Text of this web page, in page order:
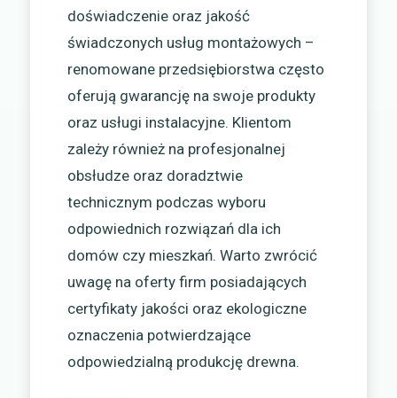
doświadczenie oraz jakość
świadczonych usług montażowych –
renomowane przedsiębiorstwa często
oferują gwarancję na swoje produkty
oraz usługi instalacyjne. Klientom
zależy również na profesjonalnej
obsłudze oraz doradztwie
technicznym podczas wyboru
odpowiednich rozwiązań dla ich
domów czy mieszkań. Warto zwrócić
uwagę na oferty firm posiadających
certyfikaty jakości oraz ekologiczne
oznaczenia potwierdzające
odpowiedzialną produkcję drewna.